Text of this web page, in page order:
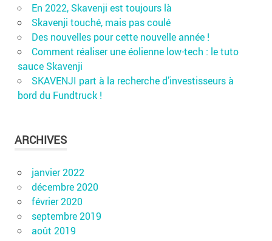
En 2022, Skavenji est toujours là
Skavenji touché, mais pas coulé
Des nouvelles pour cette nouvelle année !
Comment réaliser une éolienne low-tech : le tuto
sauce Skavenji
SKAVENJI part à la recherche d’investisseurs à
bord du Fundtruck !
ARCHIVES
janvier 2022
décembre 2020
février 2020
septembre 2019
août 2019